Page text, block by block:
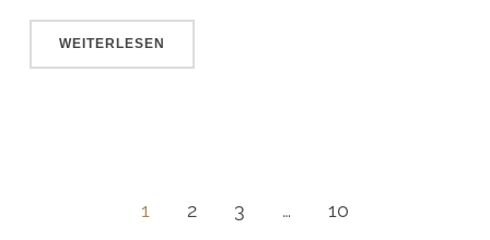
WEITERLESEN
1 2 3 … 10